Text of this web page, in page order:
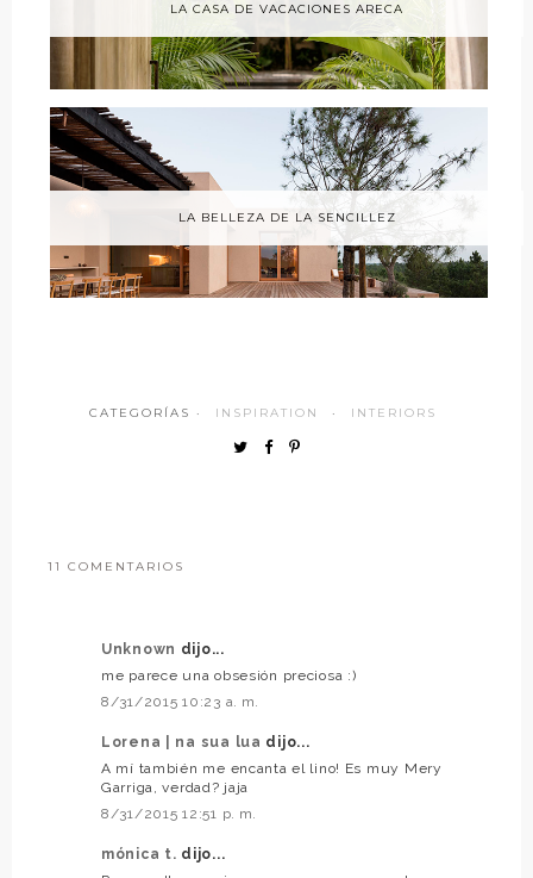
LA CASA DE VACACIONES ARECA
LA BELLEZA DE LA SENCILLEZ
CATEGORÍAS · INSPIRATION · INTERIORS
11 COMENTARIOS
Unknown dijo...
me parece una obsesión preciosa :)
8/31/2015 10:23 a. m.
Lorena | na sua lua dijo...
A mí también me encanta el lino! Es muy Mery
Garriga, verdad? jaja
8/31/2015 12:51 p. m.
mónica t. dijo...